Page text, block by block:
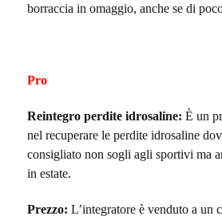
borraccia in omaggio, anche se di
Pro
Reintegro perdite idrosaline: È un
nel recuperare le perdite idrosaline
consigliato non sogli agli sportivi ma
in estate.
Prezzo: L’integratore è venduto a un